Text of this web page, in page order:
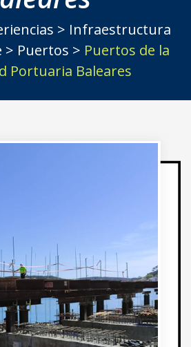
> Infraestructura
> Puertos > Puertos de la
Portuaria Baleares